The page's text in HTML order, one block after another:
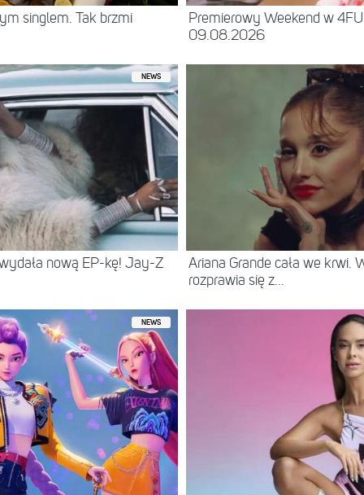
singlem. Tak brzmi
Premierowy Weekend w
09.08.2026
NEWS
nową EP-kę! Jay-Z
Ariana Grande cała we krwi.
rozprawia się z...
NEWS